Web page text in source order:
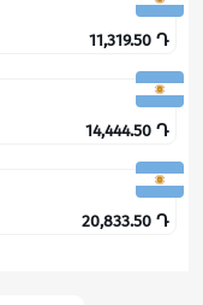
11,319.50 Դ
14,444.50 Դ
20,833.50 Դ